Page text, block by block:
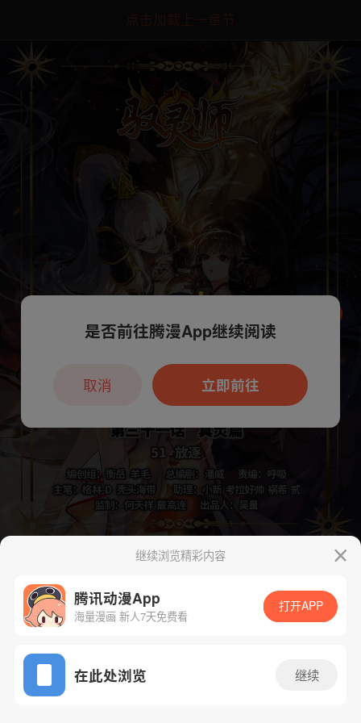
点击加载上一章节
App免费看
下一话 腾漫App免费看
继续浏览精彩内容
腾讯动漫App
海量漫画 新人7天免费看
打开APP
在此处浏览 继续
本章节仅支持App阅读，可打开App新用
户7天免费看
是否前往腾漫App继续阅读
立即前往
取消